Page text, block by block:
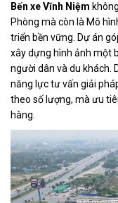
Bến xe Vĩnh Niệm
Phòng mà còn là Mô
triển bền vững. Dự án
xây dựng hình ảnh một
người dân và du khách.
năng lực tư vấn giải
theo số lượng, mà ưu
hàng.